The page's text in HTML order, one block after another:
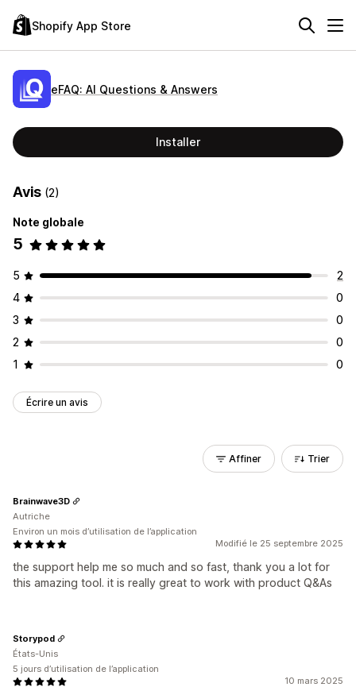
Shopify App Store
eFAQ: AI Questions & Answers
Installer
Avis (2)
Note globale
5
5
2
4
0
3
0
2
0
1
0
Écrire un avis
Affiner Trier
Modifié le 25 septembre 2025
the support help me so much and so fast, thank you a lot for
this amazing tool. it is really great to work with product Q&As
Brainwave3D
Autriche
Environ un mois d’utilisation de l’application
10 mars 2025
Storypod
États-Unis
5 jours d’utilisation de l’application